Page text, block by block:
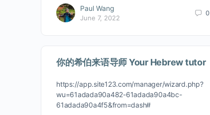
Paul Wang
June 7, 2022
0
你的希伯来语导师 Your Hebrew tutor
https://app.site123.com/manager/wizard.php?
wu=61adada90a482-61adada90a4bc-
61adada90a4f5&from=dash#